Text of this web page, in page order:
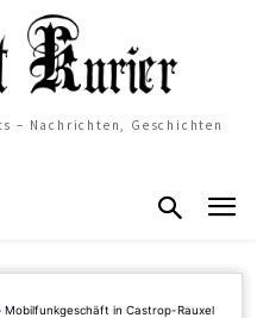
– Nachrichten, Geschichten
Mobilfunkgeschäft in Castrop-Rauxel